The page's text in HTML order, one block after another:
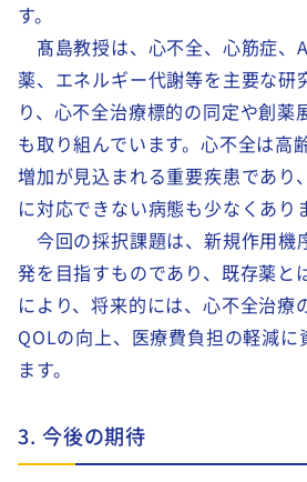
す。
髙島教授は、心不全、心筋症、
薬、エネルギー代謝等を主要な研
り、心不全治療標的の同定や創薬
も取り組んでいます。心不全は高
増加が見込まれる重要疾患であり
に対応できない病態も少なくあり
今回の採択課題は、新規作用機
発を目指すものであり、既存薬と
により、将来的には、心不全治療
QOLの向上、医療費負担の軽減に
ます。
3. 今後の期待